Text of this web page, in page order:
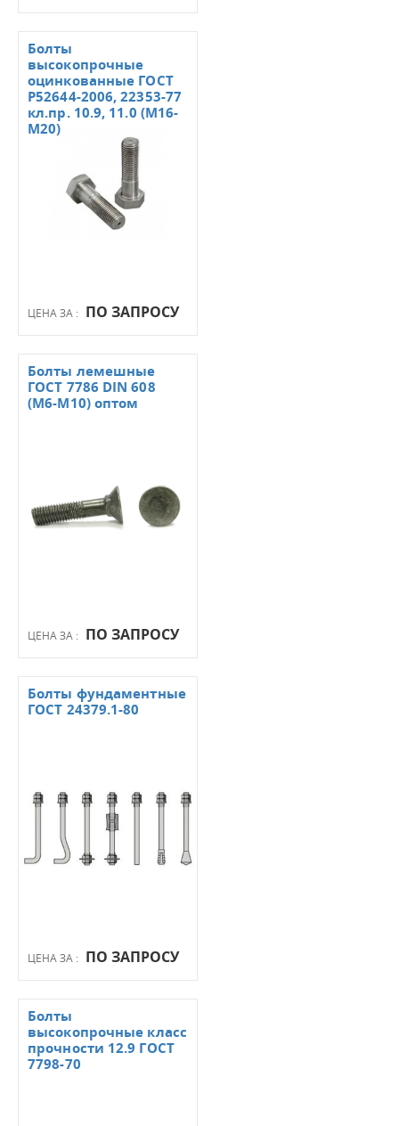
ЦЕНА ЗА : ПО ЗАПРОСУ
Болты
высокопрочные
оцинкованные ГОСТ
Р52644-2006, 22353-77
кл.пр. 10.9, 11.0 (М16-
М20)
ЦЕНА ЗА : ПО ЗАПРОСУ
Болты лемешные
ГОСТ 7786 DIN 608
(М6-М10) оптом
ЦЕНА ЗА : ПО ЗАПРОСУ
Болты фундаментные
ГОСТ 24379.1-80
Болты
высокопрочные класс
прочности 12.9 ГОСТ
7798-70